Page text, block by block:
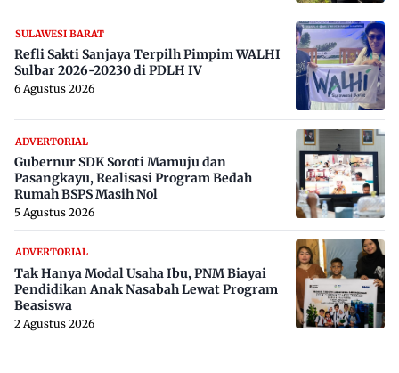
SULAWESI BARAT
Refli Sakti Sanjaya Terpilh Pimpim WALHI
Sulbar 2026-20230 di PDLH IV
6 Agustus 2026
ADVERTORIAL
Gubernur SDK Soroti Mamuju dan
Pasangkayu, Realisasi Program Bedah
Rumah BSPS Masih Nol
5 Agustus 2026
ADVERTORIAL
Tak Hanya Modal Usaha Ibu, PNM Biayai
Pendidikan Anak Nasabah Lewat Program
Beasiswa
2 Agustus 2026